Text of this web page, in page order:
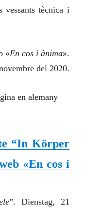
tècnica i
«En cos i ànima».
del 2020.
en alemany
“In Körper
«En cos i
”. Dienstag, 21